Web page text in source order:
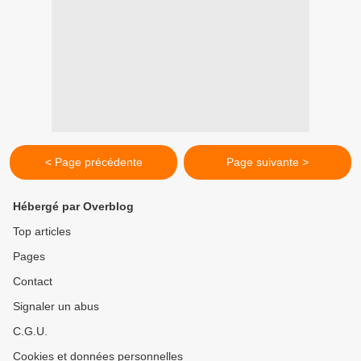
< Page précédente Page suivante >
Hébergé par Overblog
Top articles
Pages
Contact
Signaler un abus
C.G.U.
Cookies et données personnelles